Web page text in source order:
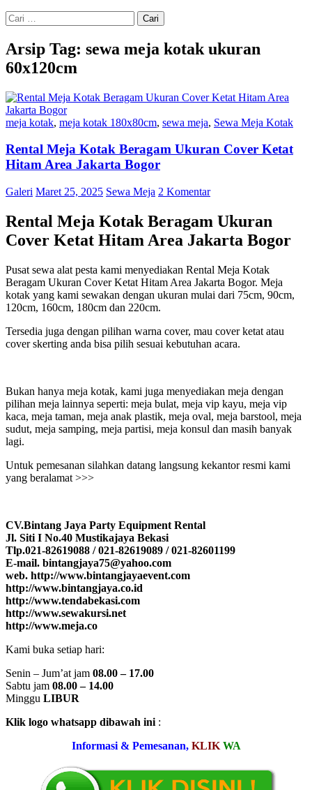
Cari
untuk:
Arsip Tag: sewa meja kotak ukuran
60x120cm
meja kotak, meja kotak 180x80cm, sewa meja, Sewa Meja Kotak
Rental Meja Kotak Beragam Ukuran Cover Ketat
Hitam Area Jakarta Bogor
Galeri Maret 25, 2025 Sewa Meja 2 Komentar
Rental Meja Kotak Beragam Ukuran
Cover Ketat Hitam Area Jakarta Bogor
Pusat sewa alat pesta kami menyediakan Rental Meja Kotak
Beragam Ukuran Cover Ketat Hitam Area Jakarta Bogor. Meja
kotak yang kami sewakan dengan ukuran mulai dari 75cm, 90cm,
120cm, 160cm, 180cm dan 220cm.
Tersedia juga dengan pilihan warna cover, mau cover ketat atau
cover skerting anda bisa pilih sesuai kebutuhan acara.
Bukan hanya meja kotak, kami juga menyediakan meja dengan
pilihan meja lainnya seperti: meja bulat, meja vip kayu, meja vip
kaca, meja taman, meja anak plastik, meja oval, meja barstool, meja
sudut, meja samping, meja partisi, meja konsul dan masih banyak
lagi.
Untuk pemesanan silahkan datang langsung kekantor resmi kami
yang beralamat >>>
CV.Bintang Jaya Party Equipment Rental
Jl. Siti I No.40 Mustikajaya Bekasi
Tlp.021-82619088 / 021-82619089 / 021-82601199
E-mail. bintangjaya75@yahoo.com
web. http://www.bintangjayaevent.com
http://www.bintangjaya.co.id
http://www.tendabekasi.com
http://www.sewakursi.net
http://www.meja.co
Kami buka setiap hari:
Senin – Jum’at jam 08.00 – 17.00
Sabtu jam 08.00 – 14.00
Minggu LIBUR
Klik logo whatsapp dibawah ini :
Informasi & Pemesanan, KLIK WA